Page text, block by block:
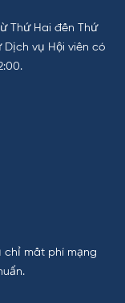
Thứ Hai đến Thứ
Dịch vụ Hội viên có
chỉ mất phí mạng